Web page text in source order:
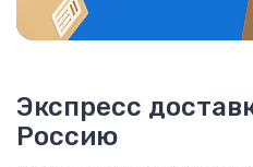
Экспресс
Россию